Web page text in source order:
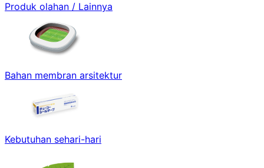
Produk olahan / Lainnya
Bahan membran arsitektur
Kebutuhan sehari-hari